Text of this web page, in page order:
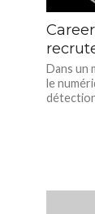
Dans un
le